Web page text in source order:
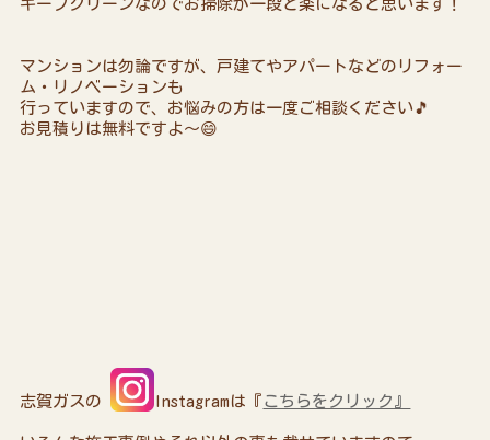
キープクリーンなのでお掃除が一段と楽になると思います！
マンションは勿論ですが、戸建てやアパートなどのリフォー
ム・リノベーションも
行っていますので、お悩みの方は一度ご相談ください🎵
お見積りは無料ですよ～😄
志賀ガスの Instagramは『 こちらをクリック』